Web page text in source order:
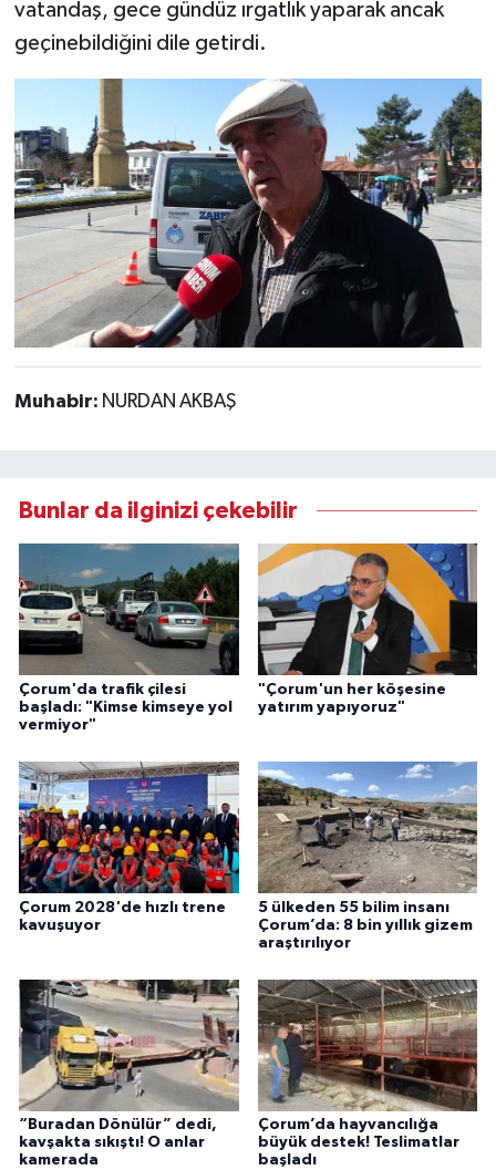
vatandaş, gece gündüz ırgatlık yaparak ancak
geçinebildiğini dile getirdi.
Muhabir: NURDAN AKBAŞ
Bunlar da ilginizi çekebilir
Çorum'da trafik çilesi
başladı: "Kimse kimseye yol
vermiyor"
"Çorum'un her köşesine
yatırım yapıyoruz"
Çorum 2028'de hızlı trene
kavuşuyor
5 ülkeden 55 bilim insanı
Çorum’da: 8 bin yıllık gizem
araştırılıyor
“Buradan Dönülür” dedi,
kavşakta sıkıştı! O anlar
kamerada
Çorum’da hayvancılığa
büyük destek! Teslimatlar
başladı